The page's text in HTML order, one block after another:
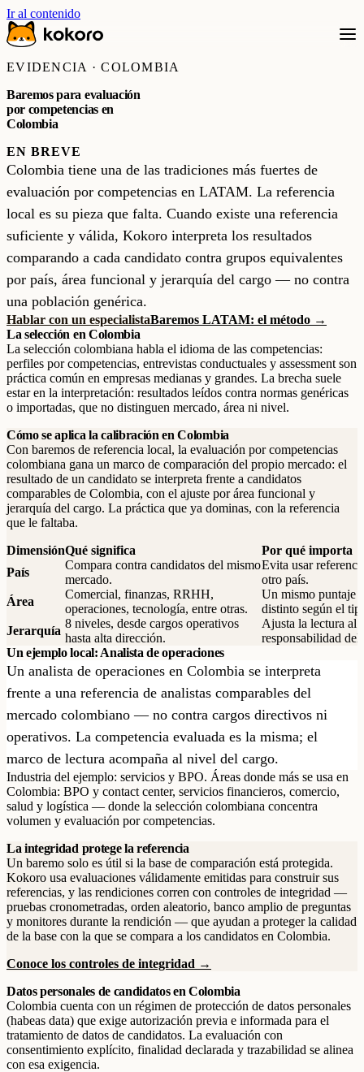
Ir al contenido
EVIDENCIA · COLOMBIA
Baremos para evaluación
por competencias en
Colombia
EN BREVE
Colombia tiene una de las tradiciones más fuertes de
evaluación por competencias en LATAM. La referencia
local es su pieza que falta. Cuando existe una referencia
suficiente y válida, Kokoro interpreta los resultados
comparando a cada candidato contra grupos equivalentes
por país, área funcional y jerarquía del cargo — no contra
una población genérica.
Hablar con un especialistaBaremos LATAM: el método →
La selección en Colombia
La selección colombiana habla el idioma de las competencias:
perfiles por competencias, entrevistas conductuales y assessment son
práctica común en empresas medianas y grandes. La brecha suele
estar en la interpretación: resultados leídos contra normas genéricas
o importadas, que no distinguen mercado, área ni nivel.
Cómo se aplica la calibración en Colombia
Con baremos de referencia local, la evaluación por competencias
colombiana gana un marco de comparación del propio mercado: el
resultado de un candidato se interpreta frente a candidatos
comparables de Colombia, con el ajuste por área funcional y
jerarquía del cargo. La práctica que ya dominas, con la referencia
que le faltaba.
DimensiónQué significa
Por qué importa
País
Compara contra candidatos del mismo
mercado.
Evita usar
otro país.
Área
Comercial, finanzas, RRHH,
operaciones, tecnología, entre otras.
Un mismo puntaje
distinto según el
Jerarquía
8 niveles, desde cargos operativos
hasta alta dirección.
Ajusta la lectura al
responsabilidad del
Un ejemplo local: Analista de operaciones
Un analista de operaciones en Colombia se interpreta
frente a una referencia de analistas comparables del
mercado colombiano — no contra cargos directivos ni
operativos. La competencia evaluada es la misma; el
marco de lectura acompaña al nivel del cargo.
Industria del ejemplo: servicios y BPO. Áreas donde más se usa en
Colombia: BPO y contact center, servicios financieros, comercio,
salud y logística — donde la selección colombiana concentra
volumen y evaluación por competencias.
La integridad protege la referencia
Un baremo solo es útil si la base de comparación está protegida.
Kokoro usa evaluaciones válidamente emitidas para construir sus
referencias, y las rendiciones corren con controles de integridad —
pruebas cronometradas, orden aleatorio, banco amplio de preguntas
y monitores durante la rendición — que ayudan a proteger la calidad
de la base con la que se compara a los candidatos en Colombia.
Conoce los controles de integridad →
Datos personales de candidatos en Colombia
Colombia cuenta con un régimen de protección de datos personales
(habeas data) que exige autorización previa e informada para el
tratamiento de datos de candidatos. La evaluación con
consentimiento explícito, finalidad declarada y trazabilidad se alinea
con esa exigencia.